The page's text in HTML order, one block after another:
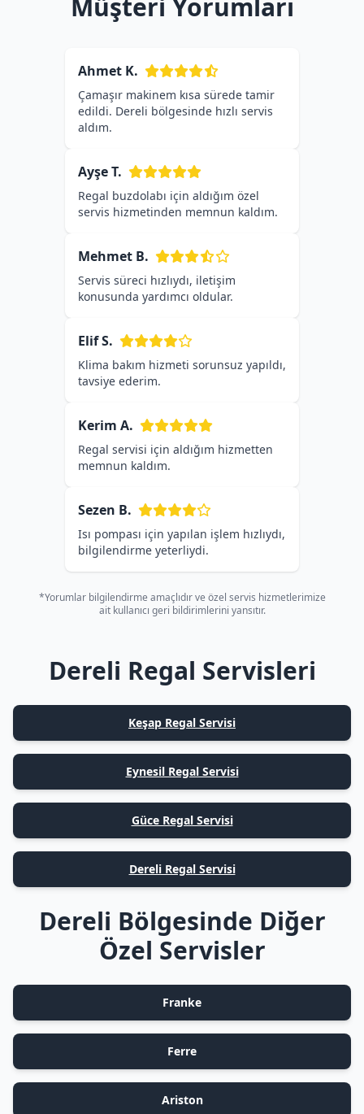
Müşteri Yorumları
Ahmet K.
Çamaşır makinem kısa sürede tamir
edildi. Dereli bölgesinde hızlı servis
aldım.
Ayşe T.
Regal buzdolabı için aldığım özel
servis hizmetinden memnun kaldım.
Mehmet B.
Servis süreci hızlıydı, iletişim
konusunda yardımcı oldular.
Elif S.
Klima bakım hizmeti sorunsuz yapıldı,
tavsiye ederim.
Kerim A.
Regal servisi için aldığım hizmetten
memnun kaldım.
Sezen B.
Isı pompası için yapılan işlem hızlıydı,
bilgilendirme yeterliydi.
*Yorumlar bilgilendirme amaçlıdır ve özel servis hizmetlerimize
ait kullanıcı geri bildirimlerini yansıtır.
Dereli Regal Servisleri
Keşap Regal Servisi
Eynesil Regal Servisi
Güce Regal Servisi
Dereli Regal Servisi
Dereli Bölgesinde Diğer
Özel Servisler
Franke
Ferre
Ariston